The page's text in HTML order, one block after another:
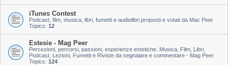
iTunes Contest
Podcast, film, musica, libri, fumetti e audiolibri proposti e votati da Mac Peer
Topics: 12
Estesie - Mag Peer
Percezioni, percorsi, passioni, esperienze estetiche. Musica, Film, Libri,
Podcast, Lezioni, Fumetti e Riviste da segnalare e commentare - Mag Peer
Topics: 124